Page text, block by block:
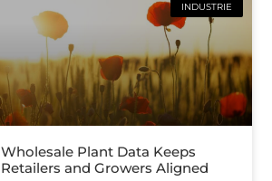
INDUSTRIE
Wholesale Plant Data Keeps
Retailers and Growers Aligned